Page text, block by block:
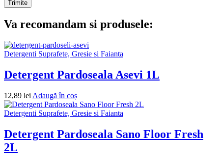
Va recomandam si produsele:
Detergenti Suprafete, Gresie si Faianta
Detergent Pardoseala Asevi 1L
12,89 lei Adaugă în coș
Detergenti Suprafete, Gresie si Faianta
Detergent Pardoseala Sano Floor Fresh
2L